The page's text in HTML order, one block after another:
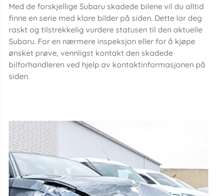
Med de forskjellige Subaru skadede bilene vil du alltid
finne en serie med klare bilder på siden. Dette lar deg
raskt og tilstrekkelig vurdere statusen til den aktuelle
Subaru. For en nærmere inspeksjon eller for å kjøpe
ønsket prøve, vennligst kontakt den skadede
bilforhandleren ved hjelp av kontaktinformasjonen på
siden.